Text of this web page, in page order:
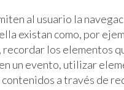
al usuario la
existan como, por
los elementos
un evento, utilizar
a través de